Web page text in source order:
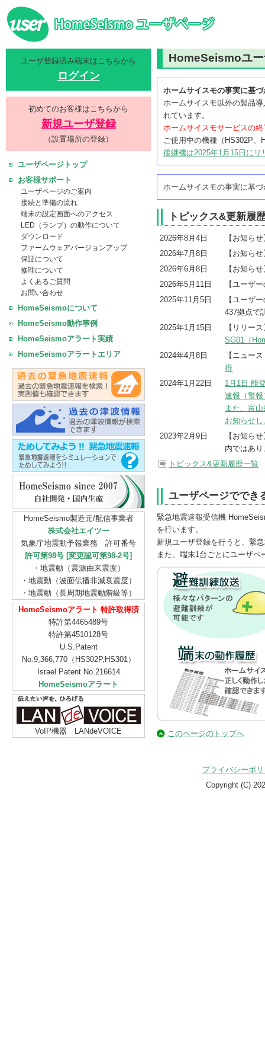
ユーザ登録済み端末はこちらから
ログイン
初めてのお客様はこちらから
新規ユーザ登録
（設置場所の登録）
ユーザページトップ
お客様サポート
ユーザページのご案内
接続と準備の流れ
端末の設定画面へのアクセス
LED（ランプ）の動作について
ダウンロード
ファームウェアバージョンアップ
保証について
修理について
よくあるご質問
お問い合わせ
HomeSeismoについて
HomeSeismo動作事例
HomeSeismoアラート実績
HomeSeismoアラートエリア
HomeSeismo製造元/配信事業者
株式会社エイツー
気象庁地震動予報業務 許可番号
許可第98号 [変更認可第98-2号]
・地震動（震源由来震度）
・地震動（波面伝播非減衰震度）
・地震動（長周期地震動階級等）
HomeSeismoアラート 特許取得済
特許第4465489号
特許第4510128号
U.S.Patent
No.9,366,770（HS302P,HS301）
Israel Patent No.216614
HomeSeismoアラート
VoIP機器 LANdeVOICE
HomeSeismoユ
ホームサイスモの事実に基
ホームサイスモ以外の製品
れています。
ホームサイスモサービスの
ご使用中の機種（HS302P、
後継機は2025年1月15日にリ
ホームサイスモの事実に基
トピックス&更新履
2026年8月4日
【お知ら
2026年7月8日
【お知ら
2026年6月8日
【お知ら
2026年5月11日
【ユーザ
2025年11月5日
【ユーザ
437拠点で
2025年1月15日
【リリー
SG01（
2024年4月8日
【ニュー
得
2024年1月22日
1月1日 能
速報（警
また、富
お知らせ
2023年2月9日
【お知ら
内ではあ
トピックス&更新履歴一覧
ユーザページででき
緊急地震速報受信機
を行います。
新規ユーザ登録を行うと、緊
また、端末1台ごとにユーザ
このページのトップへ
プライバシーポ
Copyright (C)